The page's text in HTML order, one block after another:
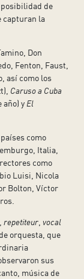
de
capturan la
Don
Fenton, Faust,
así como los
Caruso a Cuba
y El
como
Italia,
como
Luisi, Nicola
Bolton, Víctor
repetiteur ,vocal
orquesta, que
sus
música de